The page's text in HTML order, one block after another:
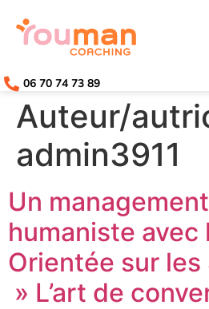
06 70 74 73 89
Auteur/
admin3911
Un
humaniste avec
Orientée sur les
» L’art de